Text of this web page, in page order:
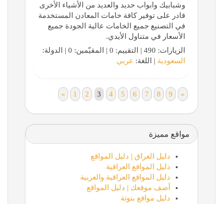
وشبابيك وابواب حديد والعديد من الأشياء الأخرى
قادر على توفير كافة خامات المعادن المستخدمة
في التصنيع جميع الخامات عالية الجودة جميع
الأسعار في متناول الأيدي.
الزيارات: 490 | التقييم: 0 | المقيّمين: 0 | الدولة:
السعودية | اللغة: عربي
« 1 2 3 4 5 6 7 8 9 »
مواقع مميزة
دليل العراق | دليل المواقع
دليل المواقع العراقية
دليل المواقع العراقية والعربية
أضف موقعك | دليل المواقع
دليل مواقع بنوتة